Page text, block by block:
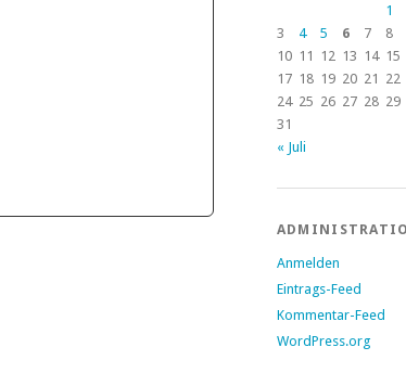
1
3
4 5 6 7 8
10 11 12 13 14 15
17 18 19 20 21 22
24 25 26 27 28 29
31
« Juli
Anmelden
Eintrags-Feed
Kommentar-Feed
WordPress.org